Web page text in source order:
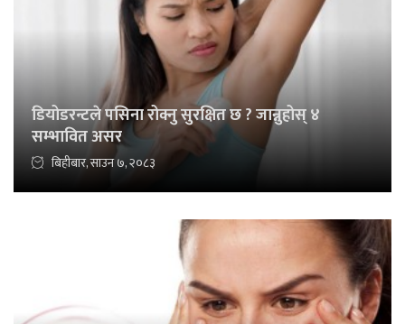
डियोडरन्टले पसिना रोक्नु सुरक्षित छ ? जान्नुहोस् ४
सम्भावित असर
बिहीबार, साउन ७, २०८३